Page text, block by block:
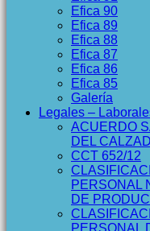
Efica 90
Efica 89
Efica 88
Efica 87
Efica 86
Efica 85
Galería
Legales –
ACUERDO
DEL
CCT 652/12
PERSONAL
DE
PERSONAL